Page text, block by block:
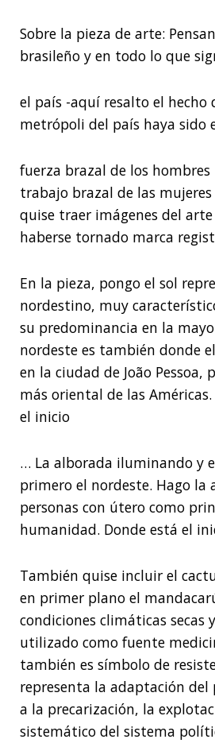
Sobre la pieza de arte:
brasileño y en todo lo que
el país -aquí resalto el hecho
metrópoli del país haya sido
fuerza brazal de los
trabajo brazal de las
quise traer imágenes del
haberse tornado marca
En la pieza, pongo el sol
nordestino, muy
su predominancia en la
nordeste es también donde
en la ciudad de João Pessoa,
más oriental de las
el inicio
… La alborada iluminando y
primero el nordeste. Hago la
personas con útero como
humanidad. Donde está el
También quise incluir el
en primer plano el
condiciones climáticas secas
utilizado como fuente
también es símbolo de
representa la adaptación
a la precarización, la
sistemático del sistema